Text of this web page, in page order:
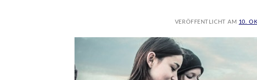
VERÖFFENTLICHT AM 10.